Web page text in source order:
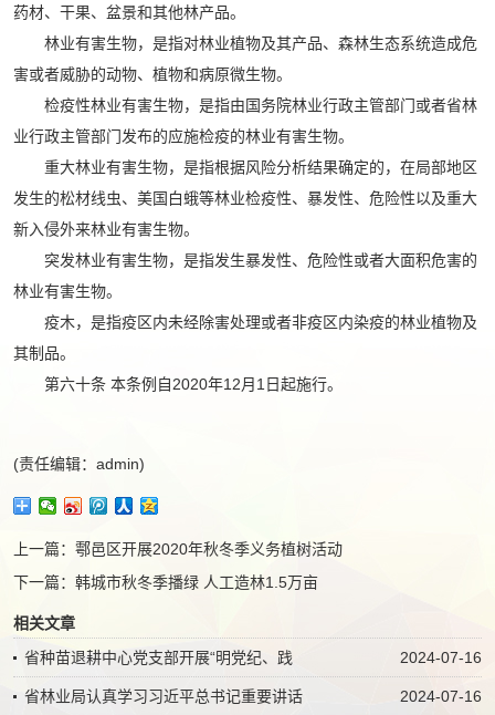
药材、干果、盆景和其他林产品。
林业有害生物，是指对林业植物及其产品、森林生态系统造成危
害或者威胁的动物、植物和病原微生物。
检疫性林业有害生物，是指由国务院林业行政主管部门或者省林
业行政主管部门发布的应施检疫的林业有害生物。
重大林业有害生物，是指根据风险分析结果确定的，在局部地区
发生的松材线虫、美国白蛾等林业检疫性、暴发性、危险性以及重大
新入侵外来林业有害生物。
突发林业有害生物，是指发生暴发性、危险性或者大面积危害的
林业有害生物。
疫木，是指疫区内未经除害处理或者非疫区内染疫的林业植物及
其制品。
第六十条 本条例自2020年12月1日起施行。
(责任编辑：admin)
上一篇： 鄠邑区开展2020年秋冬季义务植树活动
下一篇： 韩城市秋冬季播绿 人工造林1.5万亩
相关文章
2024-07-16
省种苗退耕中心党支部开展“明党纪、践
2024-07-16
省林业局认真学习习近平总书记重要讲话